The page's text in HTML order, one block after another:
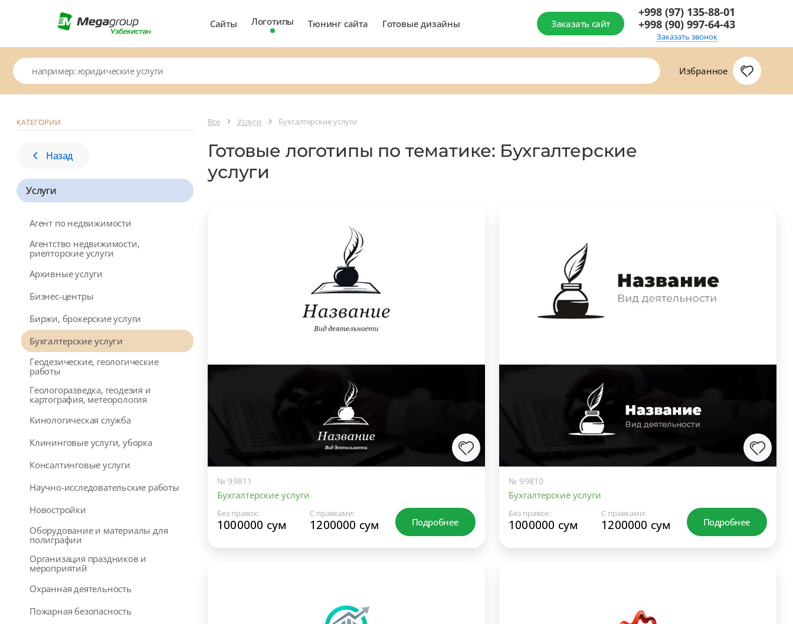
Сайты Логотипы Тюнинг сайта Готовые дизайны Заказать сайт
+998 (97) 135-88-01
+998 (90) 997-64-43
Заказать звонок
Избранное
КАТЕГОРИИ
Назад
Услуги
Агент по недвижимости
Агентство недвижимости,
риелторские услуги
Архивные услуги
Бизнес-центры
Биржи, брокерские услуги
Бухгалтерские услуги
Геодезические, геологические
работы
Геологоразведка, геодезия и
картография, метеорология
Кинологическая служба
Клининговые услуги, уборка
Консалтинговые услуги
Научно-исследовательские работы
Новостройки
Оборудование и материалы для
полиграфии
Организация праздников и
мероприятий
Охранная деятельность
Пожарная безопасность
Все Услуги Бухгалтерские услуги
Готовые логотипы по тематике: Бухгалтерские
услуги
№ 99811
Бухгалтерские услуги
Без правок:
1000000 сум
С правками:
1200000 сум Подробнее
№ 99810
Бухгалтерские услуги
Без правок:
1000000 сум
С правками:
1200000 сум Подробнее